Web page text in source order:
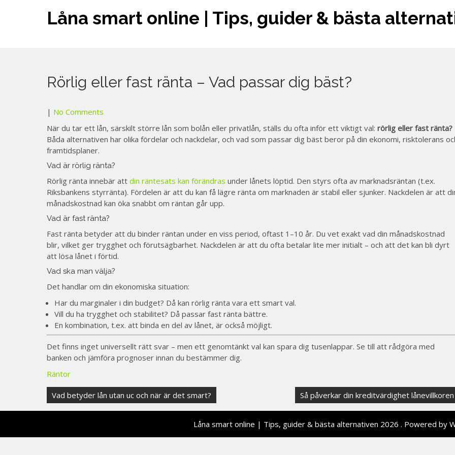
Låna smart online | Tips, guider & bästa
Rörlig eller fast ränta – Vad passar dig bäst?
| No Comments
När du tar ett lån, särskilt större lån som bolån eller privatlån, ställs du ofta inför ett viktigt val: rörlig eller fast ränta?
Båda alternativen har olika fördelar och nackdelar, och vad som passar dig bäst beror på din ekonomi, risktolerans
framtidsplaner.
Vad är rörlig ränta?
Rörlig ränta innebär att din räntesats kan förändras under lånets löptid. Den styrs ofta av marknadsräntan (t.ex.
Riksbankens styrränta). Fördelen är att du kan få lägre ränta om marknaden är stabil eller sjunker. Nackdelen är att
månadskostnad kan öka snabbt om räntan går upp.
Vad är fast ränta?
Fast ränta betyder att du binder räntan under en viss period, oftast 1–10 år. Du vet exakt vad din månadskostnad
blir, vilket ger trygghet och förutsägbarhet. Nackdelen är att du ofta betalar lite mer initialt – och att det kan bli dyrt
att lösa lånet i förtid.
Vad ska man välja?
Det handlar om din ekonomiska situation:
Har du marginaler i din budget? Då kan rörlig ränta vara ett smart val.
Vill du ha trygghet och stabilitet? Då passar fast ränta bättre.
En kombination, t.ex. att binda en del av lånet, är också möjligt.
Det finns inget universellt rätt svar – men ett genomtänkt val kan spara dig tusenlappar. Se till att rådgöra med
banken och jämföra prognoser innan du bestämmer dig.
Räntor
Post
navigation
Vad betyder lån utan uc och när är det smart? Så påverkar din kreditvärdighet lånevillkoren
Låna smart online | Tips, guider & bästa alternativen 2026 . Powered by